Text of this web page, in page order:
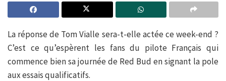
La réponse de Tom Vialle sera-t-elle actée ce week-end ?
C’est ce qu’espèrent les fans du pilote Français qui
commence bien sa journée de Red Bud en signant la pole
aux essais qualificatifs.